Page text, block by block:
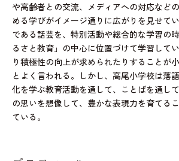
や高齢者との交流、メディアへの対応など
める学びがイメージ通りに広がりを見せて
である話芸を、特別活動や総合的な学習の
るさと教育」の中心に位置づけて学習して
り積極性の向上が求められたりすることが
とよく言われる。しかし、高尾小学校は落
化を学ぶ教育活動を通して、ことばを通し
の思いを想像して、豊かな表現力を育てる
ている。